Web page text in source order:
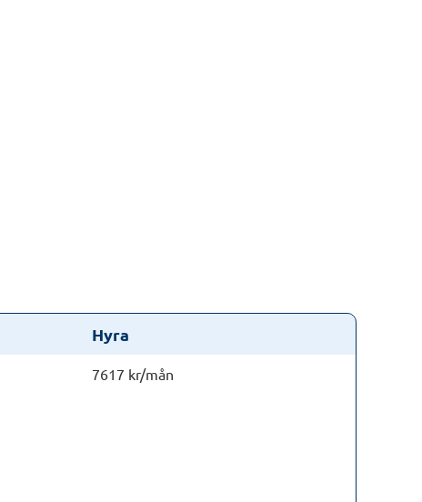
Hyra
7617 kr/mån